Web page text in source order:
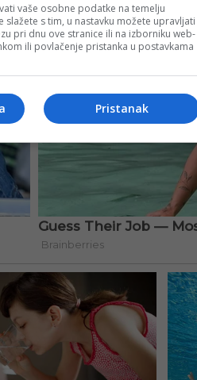
vaše osobne podatke na temelju
slažete s tim, u nastavku možete upravljati
pri dnu ove stranice ili na izborniku web-
ili povlačenje pristanka u postavkama
Pristanak